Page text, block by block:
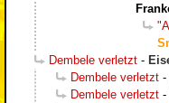
Dembele verletzt -
Dembele verletzt -
Dembele verletzt -